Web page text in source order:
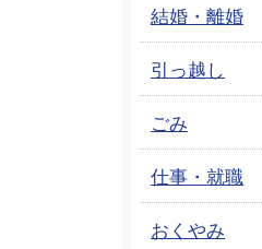
結婚・離婚
引っ越し
ごみ
仕事・就職
おくやみ